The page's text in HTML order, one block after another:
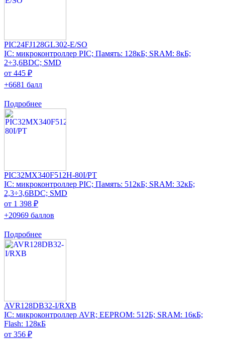
PIC24FJ128GL302-E/SO
IC: микроконтроллер PIC; Память: 128кБ; SRAM: 8кБ;
2÷3,6ВDC; SMD
от 445 ₽
+6681 балл
Подробнее
PIC32MX340F512H-80I/PT
IC: микроконтроллер PIC; Память: 512кБ; SRAM: 32кБ;
2,3÷3,6ВDC; SMD
от 1 398 ₽
+20969 баллов
Подробнее
AVR128DB32-I/RXB
IC: микроконтроллер AVR; EEPROM: 512Б; SRAM: 16кБ;
Flash: 128кБ
от 356 ₽